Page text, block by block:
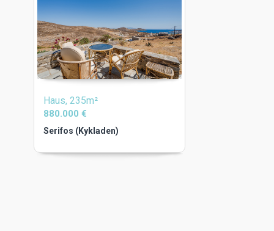
Haus, 235m²
880.000 €
Serifos (Kykladen)